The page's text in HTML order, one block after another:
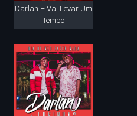
Darlan – Vai Levar Um
Tempo